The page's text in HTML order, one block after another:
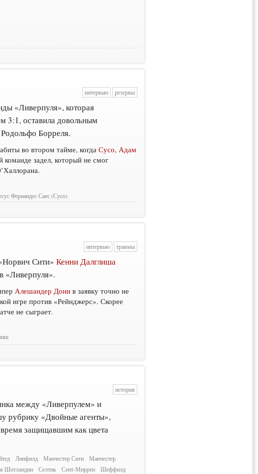
интервью резервы
«Ливерпуля», которая
3:1, оставила довольным
Борреля.
во втором тайме, когдаСусо,Адам
команде задел, который не смог
Фернандес Саес (Сусо)
интервью травмы
Сити»Кенни Далглиша
«Ливерпуля».
Алешандер Дони в заявку точно не
игре против «Рейнджерс». Скорее
не сыграет.
история
между «Ливерпулем» и
рубрику «Двойные агенты»,
защищавшим как цвета
Линфилд Манчестер Сити
Манчестер
Шотландии Селтик Сент-Миррен
Шеффилд